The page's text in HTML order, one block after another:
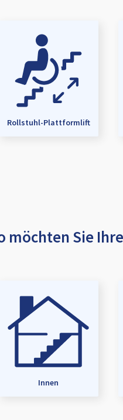
Rollstuhl-Plattformlift
möchten Sie
Innen